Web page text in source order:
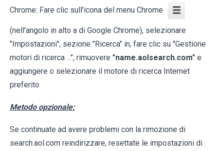
Chrome: Fare clic sull'icona del menu Chrome
(nell'angolo in alto a di Google Chrome), selezionare
"Impostazioni", sezione "Ricerca" in, fare clic su "Gestione
motori di ricerca ...", rimuovere "name.aolsearch.com" e
aggiungere o selezionare il motore di ricerca Internet
preferito
Metodo opzionale:
Se continuate ad avere problemi con la rimozione di
search.aol.com reindirizzare, resettate le impostazioni di